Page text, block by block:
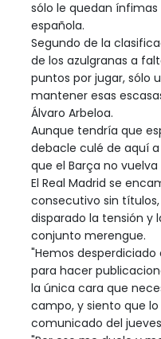
sólo le quedan ínfimas
española.
Segundo de la
de los azulgranas a
puntos por jugar, sólo
mantener esas
Álvaro Arbeloa.
Aunque tendría que
debacle culé de aquí
que el Barça no
El Real Madrid se
consecutivo sin
disparado la tensión y
conjunto merengue.
"Hemos
para hacer
la única cara que
campo, y siento que
comunicado del